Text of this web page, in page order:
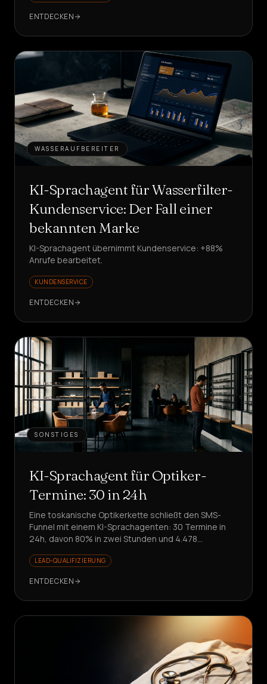
ENTDECKEN
WASSERAUFBEREITER
KI-Sprachagent für Wasserfilter-
Kundenservice: Der Fall einer
bekannten Marke
KI-Sprachagent übernimmt Kundenservice: +88%
Anrufe bearbeitet.
KUNDENSERVICE
ENTDECKEN
SONSTIGES
KI-Sprachagent für Optiker-
Termine: 30 in 24h
Eine toskanische Optikerkette schließt den SMS-
Funnel mit einem KI-Sprachagenten: 30 Termine in
24h, davon 80% in zwei Stunden und 4.478
nachbilden?
LEAD-QUALIFIZIERUNG
ENTDECKEN